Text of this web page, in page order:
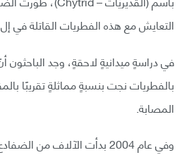
التعايش مع هذه الفطريات القاتلة في
في دراسةٍ ميدانيةٍ لاحقةٍ، وجد الباحثون
بالفطريات نجت بنسبةٍ مماثلةٍ تقريبًا
المصابة.
وفي عام 2004 بدأت الآلاف